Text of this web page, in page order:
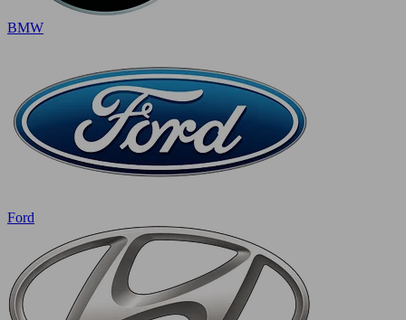
BMW
Ford